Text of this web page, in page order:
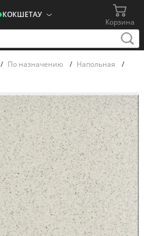
КОКШЕТАУ
Корзина
/ По назначению / Напольная /